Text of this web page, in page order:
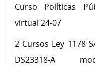
Curso Políticas
virtual 24-07
2 Cursos Ley 1178
DS23318-A